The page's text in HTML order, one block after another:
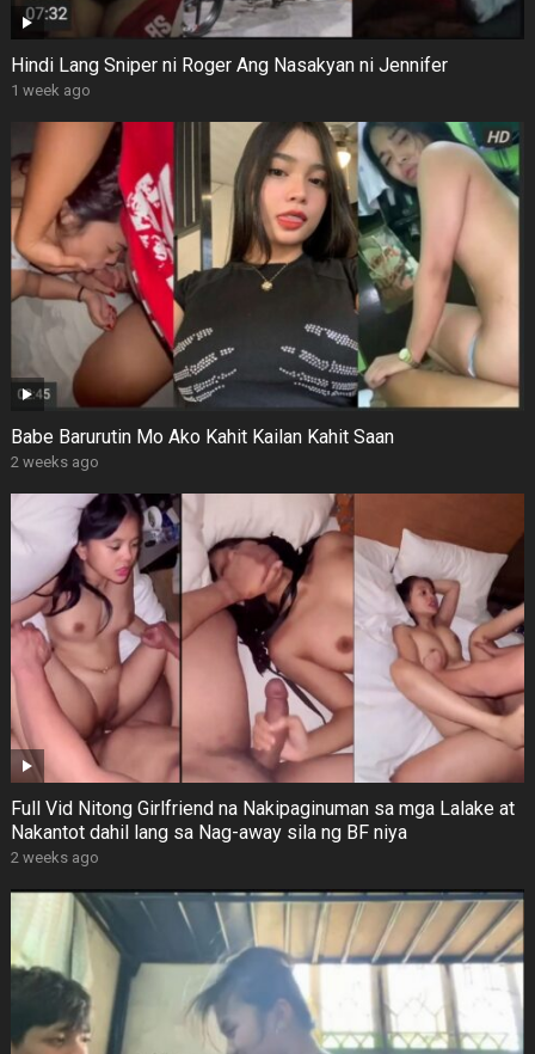
Hindi Lang Sniper ni Roger Ang Nasakyan ni Jennifer
1 week ago
Babe Barurutin Mo Ako Kahit Kailan Kahit Saan
2 weeks ago
Full Vid Nitong Girlfriend na Nakipaginuman sa mga Lalake at
Nakantot dahil lang sa Nag-away sila ng BF niya
2 weeks ago